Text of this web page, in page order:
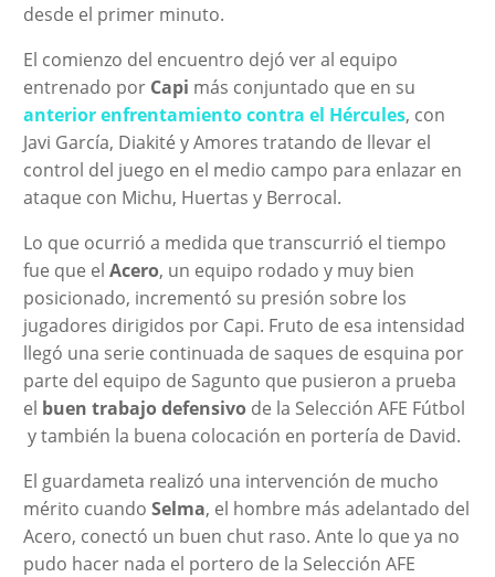
desde el primer minuto.
El comienzo del encuentro dejó ver al equipo
entrenado por Capi más conjuntado que en su
anterior enfrentamiento contra el Hércules, con
Javi García, Diakité y Amores tratando de llevar el
control del juego en el medio campo para enlazar en
ataque con Michu, Huertas y Berrocal.
Lo que ocurrió a medida que transcurrió el tiempo
fue que el Acero, un equipo rodado y muy bien
posicionado, incrementó su presión sobre los
jugadores dirigidos por Capi. Fruto de esa intensidad
llegó una serie continuada de saques de esquina por
parte del equipo de Sagunto que pusieron a prueba
el buen trabajo defensivode la Selección AFE Fútbol
y también la buena colocación en portería de David.
El guardameta realizó una intervención de mucho
mérito cuando Selma, el hombre más adelantado del
Acero, conectó un buen chut raso. Ante lo que ya no
pudo hacer nada el portero de la Selección AFE